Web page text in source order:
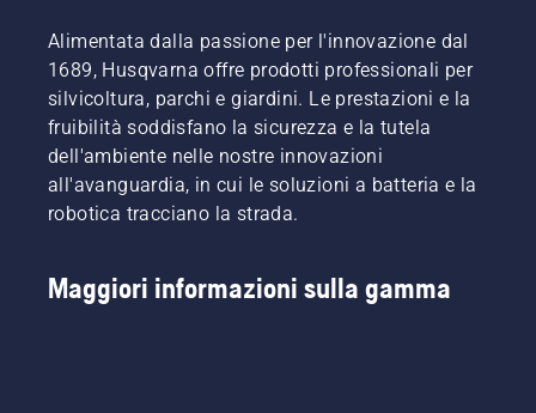
Alimentata dalla passione per l'innovazione dal
1689, Husqvarna offre prodotti professionali per
silvicoltura, parchi e giardini. Le prestazioni e la
fruibilità soddisfano la sicurezza e la tutela
dell'ambiente nelle nostre innovazioni
all'avanguardia, in cui le soluzioni a batteria e la
robotica tracciano la strada.
Maggiori informazioni sulla gamma